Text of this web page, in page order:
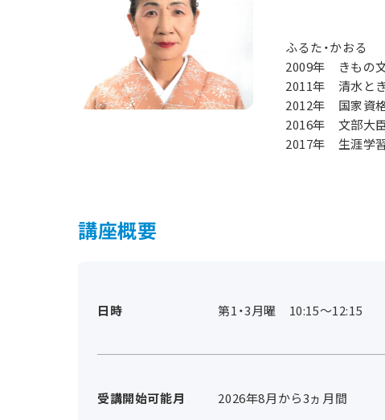
ふるた・かおる
2009年 きもの
2011年 清水とき
2012年 国家資格
2016年 文部大臣
2017年 生涯学習
講座概要
日時 第1・3月曜 10:15～12:15
受講開始可能月
2026年8月から3ヵ月間